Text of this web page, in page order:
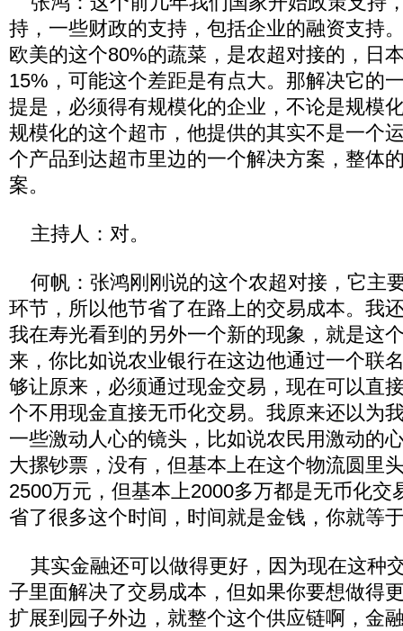
持，一些财政的支持，包括企业的融资支持
欧美的这个80%的蔬菜，是农超对接的，日
15%，可能这个差距是有点大。那解决它的
提是，必须得有规模化的企业，不论是规模
规模化的这个超市，他提供的其实不是一个
个产品到达超市里边的一个解决方案，整体
案。
主持人：对。
何帆：张鸿刚刚说的这个农超对接，它主
环节，所以他节省了在路上的交易成本。我
我在寿光看到的另外一个新的现象，就是这
来，你比如说农业银行在这边他通过一个联
够让原来，必须通过现金交易，现在可以直
个不用现金直接无币化交易。我原来还以为
一些激动人心的镜头，比如说农民用激动的
大摞钞票，没有，但基本上在这个物流圆里
2500万元，但基本上2000多万都是无币化交
省了很多这个时间，时间就是金钱，你就等
其实金融还可以做得更好，因为现在这种
子里面解决了交易成本，但如果你要想做得
扩展到园子外边，就整个这个供应链啊，金